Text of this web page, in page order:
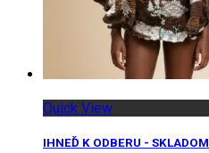
Quick View
IHNEĎ K ODBERU - SKLADOM